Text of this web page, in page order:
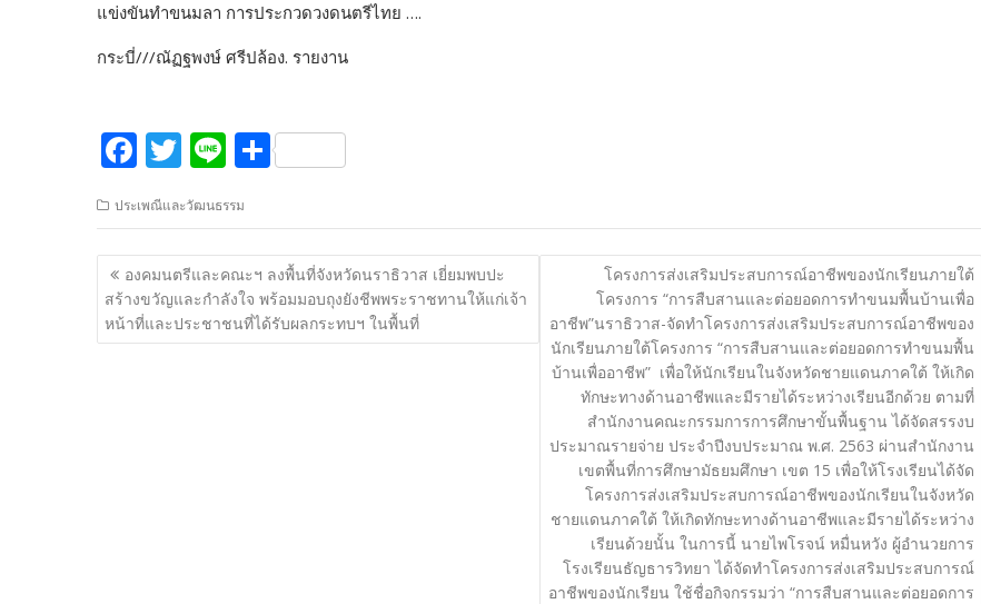
แข่งขันทำขนมลา การประกวดวงดนตรีไทย ….
กระบี่///ณัฏฐพงษ์ ศรีปล้อง. รายงาน
F
ac
e
b
o
o
T
itt
er
Li
e
S
ar
e
ประเพณีและวัฒนธรรม
แนะแนว
เรื่อง
องคมนตรีและคณะฯ ลงพื้นที่จังหวัดนราธิวาส เยี่ยมพบปะ
สร้างขวัญและกำลังใจ พร้อมมอบถุงยังชีพพระราชทานให้แก่เจ้า
หน้าที่และประชาชนที่ได้รับผลกระทบฯ ในพื้นที่
โครงการส่งเสริมประสบการณ์อาชีพของนักเรียนภายใต้
โครงการ “การสืบสานและต่อยอดการทำขนมพื้นบ้านเพื่อ
อาชีพ”นราธิวาส-จัดทำโครงการส่งเสริมประสบการณ์อาชีพของ
นักเรียนภายใต้โครงการ “การสืบสานและต่อยอดการทำขนมพื้น
บ้านเพื่ออาชีพ” เพื่อให้นักเรียนในจังหวัดชายแดนภาคใต้ ให้เกิด
ทักษะทางด้านอาชีพและมีรายได้ระหว่างเรียนอีกด้วย ตามที่
สำนักงานคณะกรรมการการศึกษาขั้นพื้นฐาน ได้จัดสรรงบ
ประมาณรายจ่าย ประจำปีงบประมาณ พ.ศ. 2563 ผ่านสำนักงาน
เขตพื้นที่การศึกษามัธยมศึกษา เขต 15 เพื่อให้โรงเรียนได้จัด
โครงการส่งเสริมประสบการณ์อาชีพของนักเรียนในจังหวัด
ชายแดนภาคใต้ ให้เกิดทักษะทางด้านอาชีพและมีรายได้ระหว่าง
เรียนด้วยนั้น ในการนี้ นายไพโรจน์ หมื่นหวัง ผู้อำนวยการ
โรงเรียนธัญธารวิทยา ได้จัดทำโครงการส่งเสริมประสบการณ์
อาชีพของนักเรียน ใช้ชื่อกิจกรรมว่า “การสืบสานและต่อยอดการ